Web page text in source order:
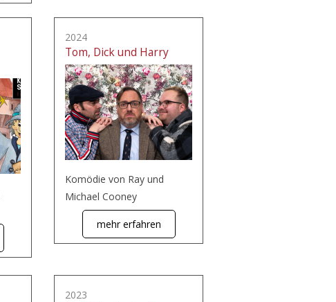
2024
Tom, Dick und Harry
Komödie von Ray und
Michael Cooney
mehr erfahren
2023